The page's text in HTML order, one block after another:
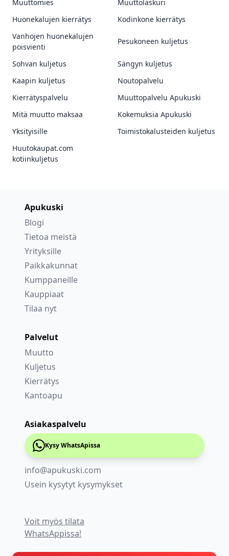
Muuttomies
Muuttolaskuri
Huonekalujen kierrätys
Kodinkone kierrätys
Vanhojen huonekalujen
poisvienti
Pesukoneen kuljetus
Sohvan kuljetus
Sängyn kuljetus
Kaapin kuljetus
Noutopalvelu
Kierrätyspalvelu
Muuttopalvelu Apukuski
Mitä muutto maksaa
Kokemuksia Apukuski
Yksityisille
Toimistokalusteiden kuljetus
Huutokaupat.com
kotiinkuljetus
Apukuski
Blogi
Tietoa meistä
Yrityksille
Paikkakunnat
Kumppaneille
Kauppiaat
Tilaa nyt
Palvelut
Muutto
Kuljetus
Kierrätys
Kantoapu
Asiakaspalvelu
Kysy WhatsApissa
info@apukuski.com
Usein kysytyt kysymykset
Voit myös tilata
WhatsAppissa!